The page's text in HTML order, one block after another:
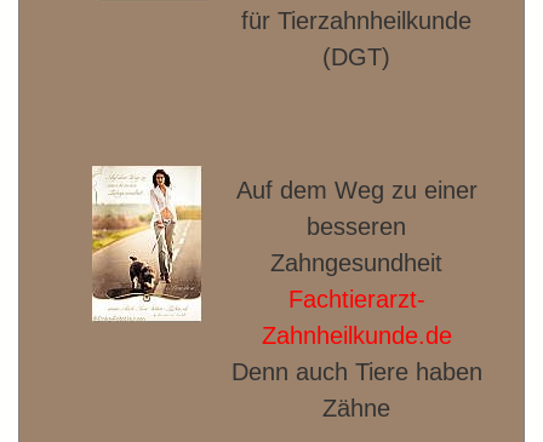
für Tierzahnheilkunde
(DGT)
Auf dem Weg zu einer
besseren
Zahngesundheit
Fachtierarzt-
Zahnheilkunde.de
Denn auch Tiere haben
Zähne